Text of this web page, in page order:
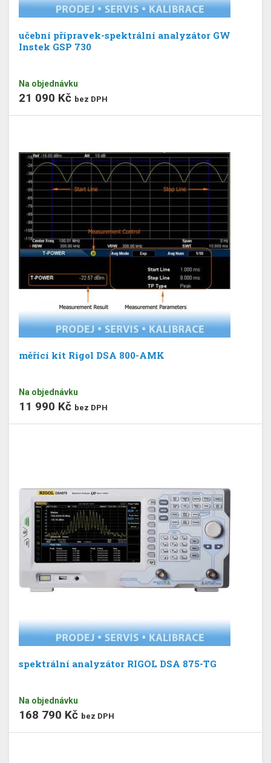
učební přípravek-spektrální analyzátor GW
Instek GSP 730
Na objednávku
21 090 Kč bez DPH
měřící kit Rigol DSA 800-AMK
Na objednávku
11 990 Kč bez DPH
spektrální analyzátor RIGOL DSA 875-TG
Na objednávku
168 790 Kč bez DPH